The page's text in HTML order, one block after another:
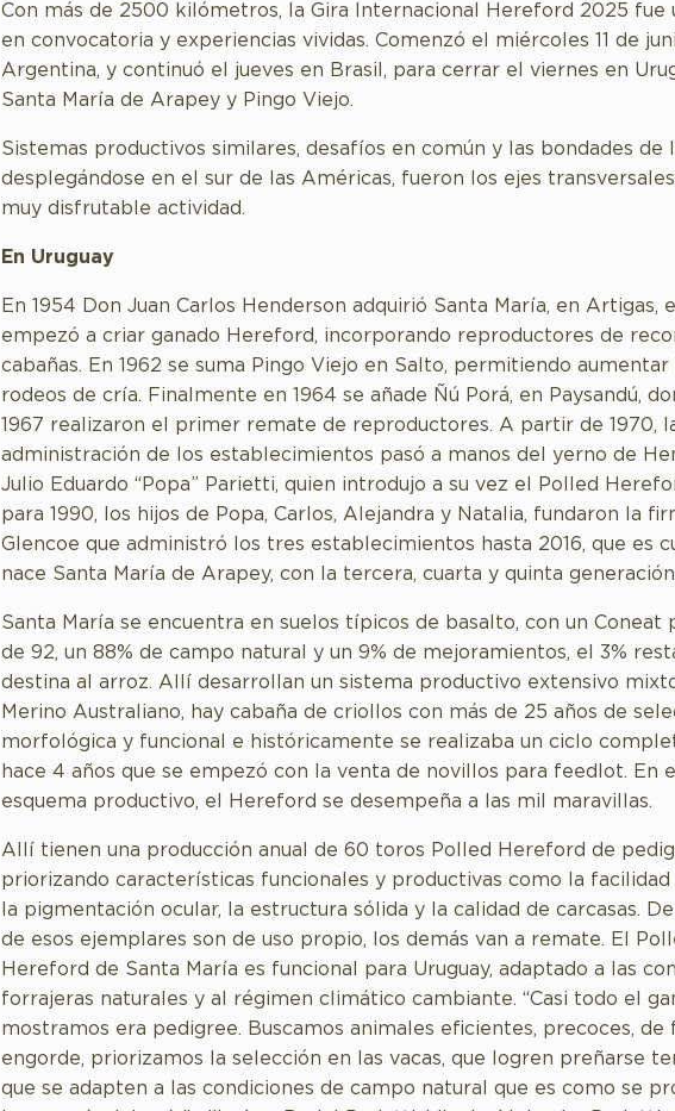
Con más de 2500 kilómetros, la Gira Internacional Hereford 2025 fue
en convocatoria y experiencias vividas. Comenzó el miércoles 11 de
Argentina, y continuó el jueves en Brasil, para cerrar el viernes en
Santa María de Arapey y Pingo Viejo.
Sistemas productivos similares, desafíos en común y las bondades de
desplegándose en el sur de las Américas, fueron los ejes
muy disfrutable actividad.
En Uruguay
En 1954 Don Juan Carlos Henderson adquirió Santa María, en Artigas,
empezó a criar ganado Hereford, incorporando reproductores de
cabañas. En 1962 se suma Pingo Viejo en Salto, permitiendo aumentar
rodeos de cría. Finalmente en 1964 se añade Ñú Porá, en Paysandú,
1967 realizaron el primer remate de reproductores. A partir de 1970,
administración de los establecimientos pasó a manos del yerno de
Julio Eduardo “Popa” Parietti, quien introdujo a su vez el Polled
para 1990, los hijos de Popa, Carlos, Alejandra y Natalia, fundaron la
Glencoe que administró los tres establecimientos hasta 2016, que es
nace Santa María de Arapey, con la tercera, cuarta y quinta
Santa María se encuentra en suelos típicos de basalto, con un Coneat
de 92, un 88% de campo natural y un 9% de mejoramientos, el 3%
destina al arroz. Allí desarrollan un sistema productivo extensivo
Merino Australiano, hay cabaña de criollos con más de 25 años de
morfológica y funcional e históricamente se realizaba un ciclo
hace 4 años que se empezó con la venta de novillos para feedlot. En
esquema productivo, el Hereford se desempeña a las mil maravillas.
Allí tienen una producción anual de 60 toros Polled Hereford de
priorizando características funcionales y productivas como la facilidad
la pigmentación ocular, la estructura sólida y la calidad de carcasas.
de esos ejemplares son de uso propio, los demás van a remate. El
Hereford de Santa María es funcional para Uruguay, adaptado a las
forrajeras naturales y al régimen climático cambiante. “Casi todo el
mostramos era pedigree. Buscamos animales eficientes, precoces, de
engorde, priorizamos la selección en las vacas, que logren preñarse
que se adapten a las condiciones de campo natural que es como se